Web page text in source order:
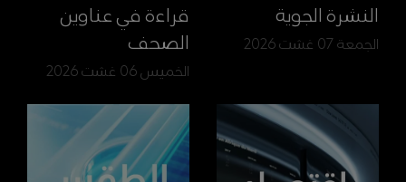
النشرة الجوية
الجمعة 07 غشت 2026
قراءة في عناوين
الصحف
الخميس 06 غشت 2026